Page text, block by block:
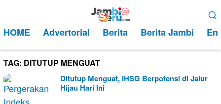
kontenMobile
HOME Advertorial Berita Berita Jambi
TAG: DITUTUP MENGUAT
Ditutup Menguat, IHSG Berpotensi di Jalur
Hijau Hari Ini